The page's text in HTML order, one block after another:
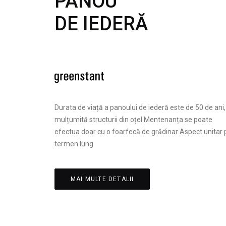
DE IEDERĂ
Durata de viață a panoului de iederă este de 50 de ani,
mulțumită structurii din oțel Mentenanța se poate
efectua doar cu o foarfecă de grădinar Aspect unitar
termen lung
MAI MULTE DETALII